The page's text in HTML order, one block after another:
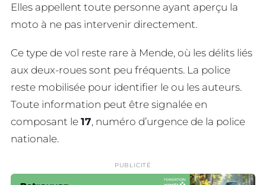
Elles appellent toute personne ayant aperçu la
moto à ne pas intervenir directement.
Ce type de vol reste rare à Mende, où les délits liés
aux deux-roues sont peu fréquents. La police
reste mobilisée pour identifier le ou les auteurs.
Toute information peut être signalée en
composant le 17, numéro d’urgence de la police
nationale.
PUBLICITÉ